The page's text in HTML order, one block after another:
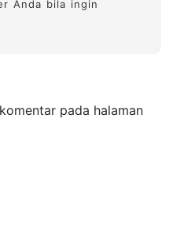
Anda bila ingin
pada halaman